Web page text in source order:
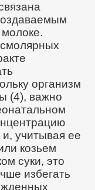
организм
(4), важно
и, учитывая ее
козьем
суки, это
избегать